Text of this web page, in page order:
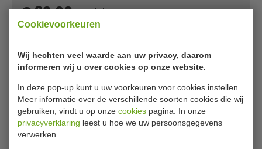
Cookievoorkeuren
Wij hechten veel waarde aan uw privacy, daarom
informeren wij u over cookies op onze website.
In deze pop-up kunt u uw voorkeuren voor cookies instellen.
Meer informatie over de verschillende soorten cookies die wij
gebruiken, vindt u op onze cookies pagina. In onze
privacyverklaring leest u hoe we uw persoonsgegevens
verwerken.
€ 32,00excl. btw
€38,72 incl. btw
In winkelwagentje
Ofbetaal 12,91in 3 termijnenmet Klarna
✔ Gratis verzending* ✔ 24 uur levering ✔ Laagste
prijsgarantie